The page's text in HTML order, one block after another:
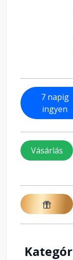
7 napig
ingyen
Vásárlás